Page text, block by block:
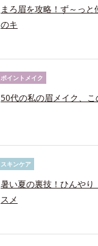
まろ眉を攻略！ず～っ
のキ
ポイントメイク
50代の私の眉メイク、こ
スキンケア
暑い夏の裏技！ひんやり
スメ